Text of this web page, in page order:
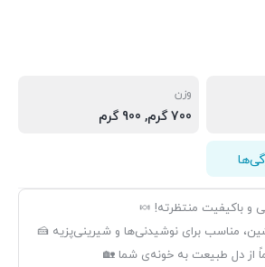
وزن
700 گرم, 900 گرم
و باکیفیت منتظرته! 🍬
مناسب برای نوشیدنی‌ها و شیرینی‌پزیه 🍰
از دل طبیعت به خونه‌ی شما 🏡